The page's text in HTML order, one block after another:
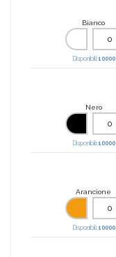
Bianco
Disponibili:10000
Nero
Disponibili:10000
Arancione
Disponibili:10000